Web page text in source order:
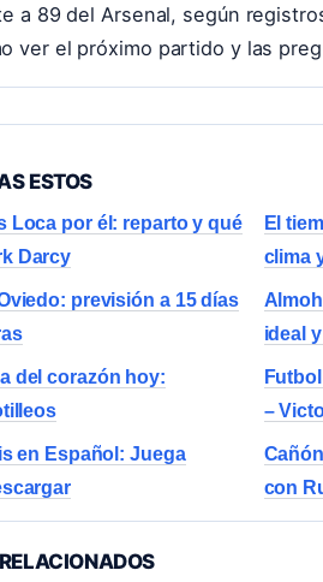
a 89 del Arsenal, según
ver el próximo partido y las
ESTOS
Loca por él: reparto y qué
Darcy
El
clima
previsión a 15 días
ideal
del corazón hoy:
–
en Español: Juega
con